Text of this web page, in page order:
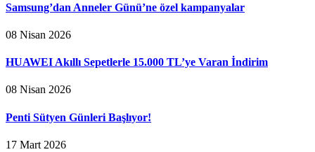
Samsung’dan Anneler Günü’ne özel kampanyalar
08 Nisan 2026
HUAWEI Akıllı Sepetlerle 15.000 TL’ye Varan İndirim
08 Nisan 2026
Penti Sütyen Günleri Başlıyor!
17 Mart 2026